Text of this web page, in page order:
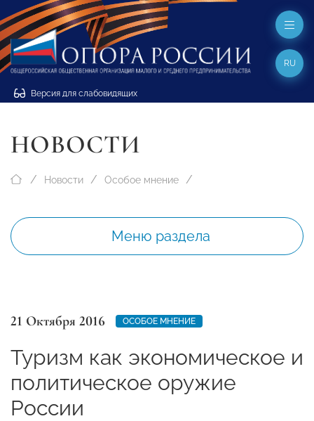
Версия для слабовидящих
RU
НОВОСТИ
Новости Особое мнение
Меню раздела
21 Октября 2016 ОСОБОЕ МНЕНИЕ
Туризм как экономическое и
политическое оружие
России